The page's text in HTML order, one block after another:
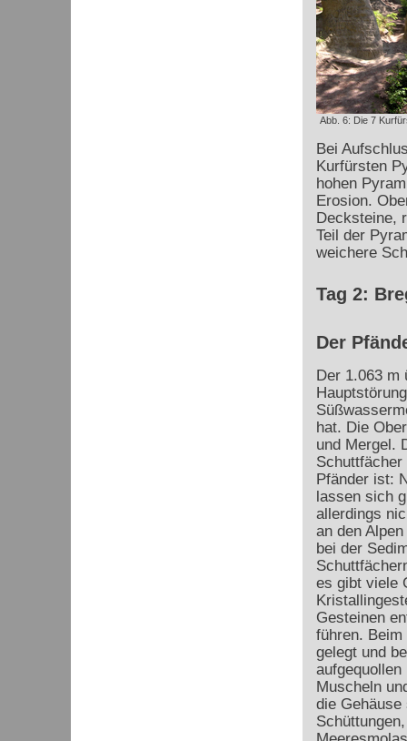
Abb. 6: Die 7
Bei
Kurfürsten
hohen
Erosion.
Decksteine,
Teil der
weichere
Tag 2:
Der
Der 1.063 m
hat. Die
und Mergel.
Schuttfächer
Pfänder ist:
lassen sich
allerdings
an den
bei der
es gibt viele
Gesteinen
führen. Beim
gelegt und
Muscheln
die